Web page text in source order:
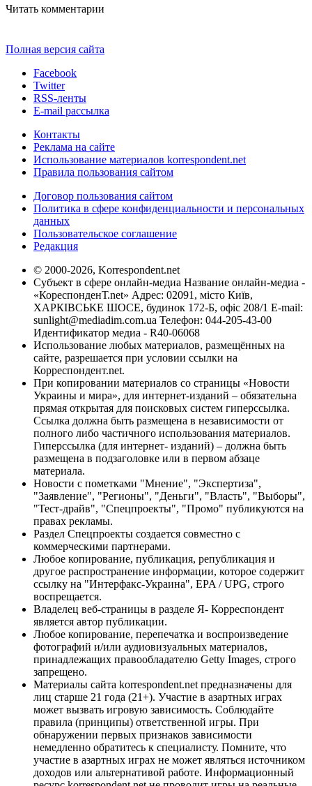
Читать комментарии
Полная версия сайта
Facebook
Twitter
RSS-ленты
E-mail рассылка
Контакты
Реклама на сайте
Использование материалов korrespondent.net
Правила пользования сайтом
Договор пользования сайтом
Политика в сфере конфиденциальности и персональных
данных
Пользовательское соглашение
Редакция
© 2000-2026, Korrespondent.net
Субъект в сфере онлайн-медиа Название онлайн-медиа -
«КореспонденТ.net» Адрес: 02091, місто Київ,
ХАРКІВСЬКЕ ШОСЕ, будинок 172-Б, офіс 208/1 E-mail:
sunlight@mediadim.com.ua Телефон: 044-205-43-00
Идентификатор медиа - R40-06068
Использование любых материалов, размещённых на
сайте, разрешается при условии ссылки на
Корреспондент.net.
При копировании материалов со страницы «Новости
Украины и мира», для интернет-изданий – обязательна
прямая открытая для поисковых систем гиперссылка.
Ссылка должна быть размещена в независимости от
полного либо частичного использования материалов.
Гиперссылка (для интернет- изданий) – должна быть
размещена в подзаголовке или в первом абзаце
материала.
Новости с пометками "Мнение", "Экспертиза",
"Заявление", "Регионы", "Деньги", "Власть", "Выборы",
"Тест-драйв", "Спецпроекты", "Промо" публикуются на
правах рекламы.
Раздел Спецпроекты создается совместно с
коммерческими партнерами.
Любое копирование, публикация, републикация и
другое распространение информации, которое содержит
ссылку на "Интерфакс-Украина", EPA / UPG, строго
воспрещается.
Владелец веб-страницы в разделе Я- Корреспондент
является автор публикации.
Любое копирование, перепечатка и воспроизведение
фотографий и/или аудиовизуальных материалов,
принадлежащих правообладателю Getty Images, строго
запрещено.
Материалы сайта korrespondent.net предназначены для
лиц старше 21 года (21+). Участие в азартных играх
может вызвать игровую зависимость. Соблюдайте
правила (принципы) ответственной игры. При
обнаружении первых признаков зависимости
немедленно обратитесь к специалисту. Помните, что
участие в азартных играх не может являться источником
доходов или альтернативой работе. Информационный